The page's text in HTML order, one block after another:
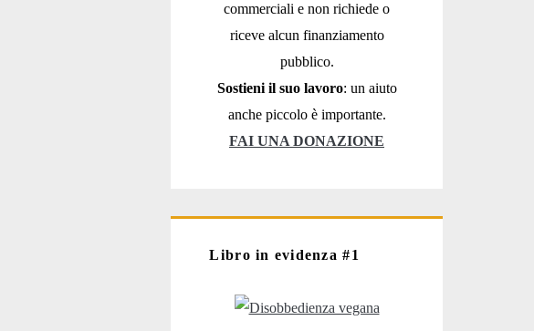
commerciali e non richiede o
riceve alcun finanziamento
pubblico.
Sostieni il suo lavoro: un aiuto
anche piccolo è importante.
FAI UNA DONAZIONE
Libro in evidenza #1